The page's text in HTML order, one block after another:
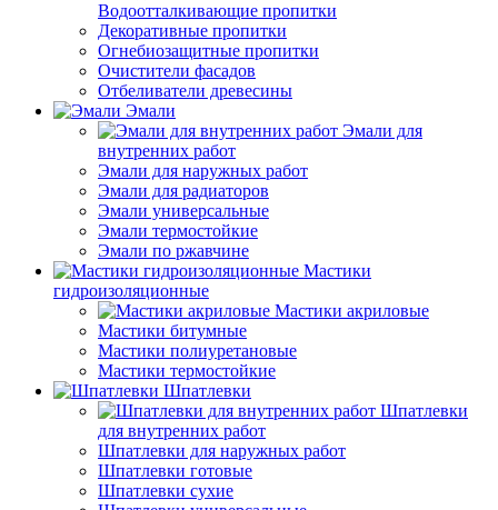
Водоотталкивающие пропитки
Декоративные пропитки
Огнебиозащитные пропитки
Очистители фасадов
Отбеливатели древесины
Эмали
Эмали для
внутренних работ
Эмали для наружных работ
Эмали для радиаторов
Эмали универсальные
Эмали термостойкие
Эмали по ржавчине
Мастики
гидроизоляционные
Мастики акриловые
Мастики битумные
Мастики полиуретановые
Мастики термостойкие
Шпатлевки
Шпатлевки
для внутренних работ
Шпатлевки для наружных работ
Шпатлевки готовые
Шпатлевки сухие